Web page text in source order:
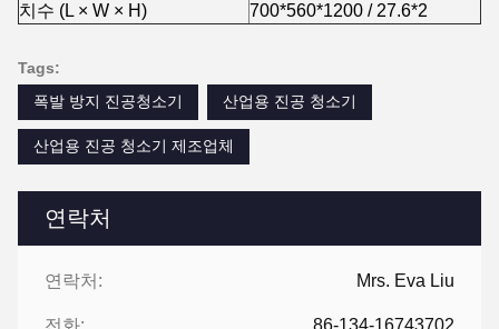
연락처
연락처: Mrs. Eva Liu
치수 (L × W × H)
700*560*1200 / 27.6*2
Tags:
폭발 방지 진공청소기
산업용 진공 청소기
산업용 진공 청소기 제조업체